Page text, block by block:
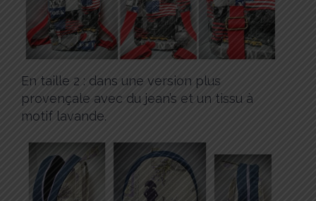
En taille 2 : dans une version plus
provençale avec du jean’s et un tissu à
motif lavande.